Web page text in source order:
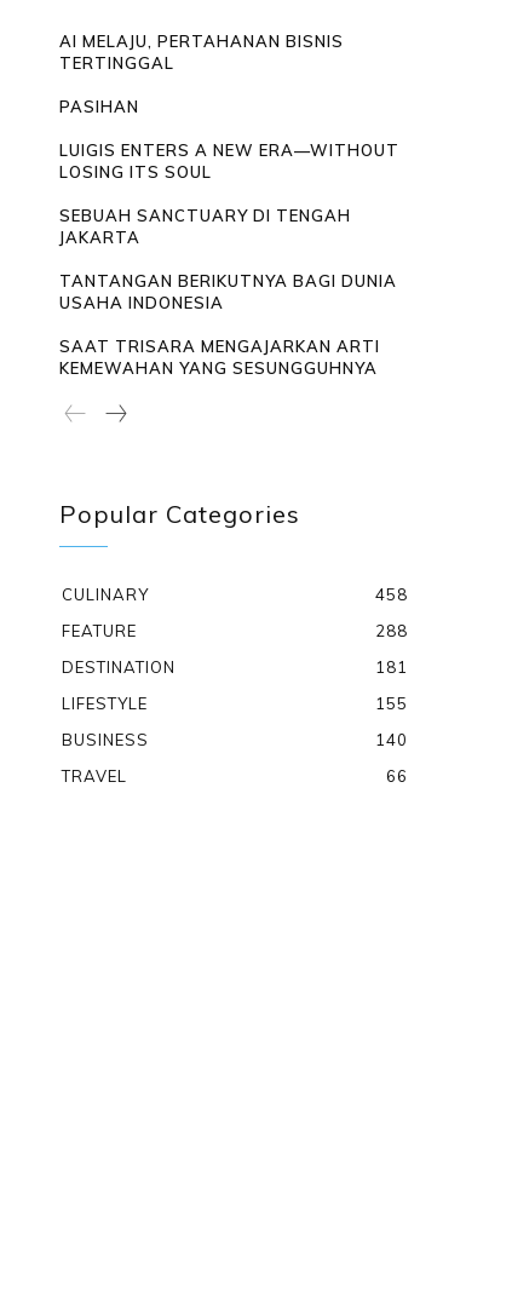
AI MELAJU, PERTAHANAN BISNIS
TERTINGGAL
PASIHAN
LUIGIS ENTERS A NEW ERA—WITHOUT
LOSING ITS SOUL
SEBUAH SANCTUARY DI TENGAH
JAKARTA
TANTANGAN BERIKUTNYA BAGI DUNIA
USAHA INDONESIA
SAAT TRISARA MENGAJARKAN ARTI
KEMEWAHAN YANG SESUNGGUHNYA
Popular Categories
CULINARY
458
FEATURE
288
DESTINATION
181
LIFESTYLE
155
BUSINESS
140
TRAVEL
66